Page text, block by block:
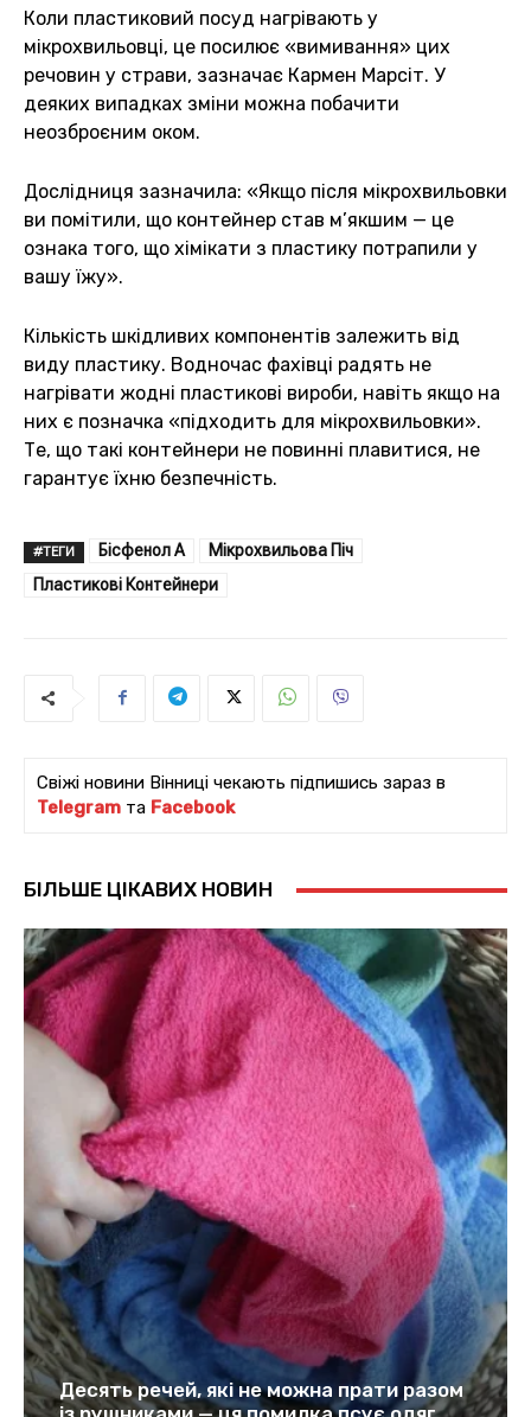
Коли пластиковий посуд нагрівають у
мікрохвильовці, це посилює «вимивання» цих
речовин у страви, зазначає Кармен Марсіт. У
деяких випадках зміни можна побачити
неозброєним оком.
Дослідниця зазначила: «Якщо після мікрохвильовки
ви помітили, що контейнер став м’якшим — це
ознака того, що хімікати з пластику потрапили у
вашу їжу».
Кількість шкідливих компонентів залежить від
виду пластику. Водночас фахівці радять не
нагрівати жодні пластикові вироби, навіть якщо на
них є позначка «підходить для мікрохвильовки».
Те, що такі контейнери не повинні плавитися, не
гарантує їхню безпечність.
#ТЕГИ Бісфенол А
Мікрохвильова Піч
Пластикові Контейнери
Свіжі новини Вінниці чекають підпишись зараз в
Telegram та Facebook
БІЛЬШЕ ЦІКАВИХ НОВИН
Десять речей, які не можна прати разом